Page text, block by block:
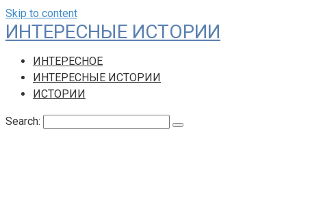
Skip to content
ИНТЕРЕСНЫЕ ИСТОРИИ
ИНТЕРЕСНОЕ
ИНТЕРЕСНЫЕ ИСТОРИИ
ИСТОРИИ
Search: